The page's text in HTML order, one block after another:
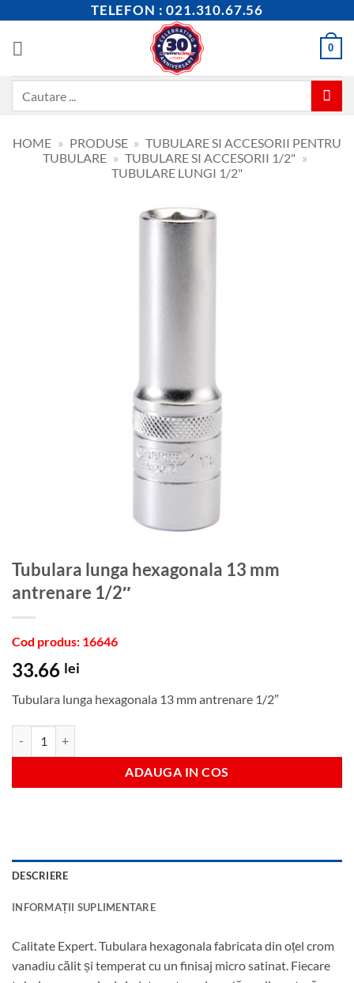
content
TELEFON : 021.310.67.56
0
HOME » PRODUSE » TUBULARE SI ACCESORII PENTRU
TUBULARE » TUBULARE SI ACCESORII 1/2" »
TUBULARE LUNGI 1/2"
Tubulara lunga hexagonala 13 mm
antrenare 1/2″
Cod produs: 16646
33.66 lei
Tubulara lunga hexagonala 13 mm antrenare 1/2″
ADAUGA IN COS
DESCRIERE
INFORMAȚII SUPLIMENTARE
Calitate Expert. Tubulara hexagonala fabricata din oțel crom
vanadiu călit și temperat cu un finisaj micro satinat. Fiecare